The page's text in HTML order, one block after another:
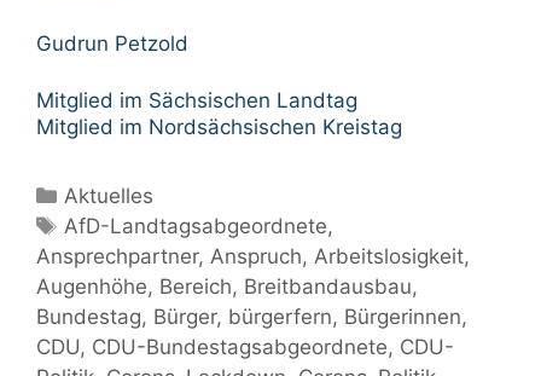
Gudrun Petzold
Mitglied im Sächsischen Landtag
Mitglied im Nordsächsischen Kreistag
Kategorien
Aktuelles
Schlagwörter
AfD-Landtagsabgeordnete,
Ansprechpartner, Anspruch, Arbeitslosigkeit,
Augenhöhe, Bereich, Breitbandausbau,
Bundestag, Bürger, bürgerfern, Bürgerinnen,
CDU, CDU-Bundestagsabgeordnete, CDU-